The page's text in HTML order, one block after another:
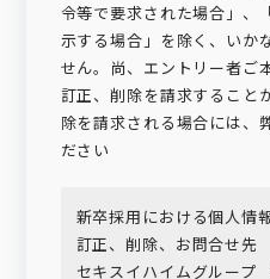
令等で要求された場合」、
示する場合」を除く、いか
せん。尚、エントリー者ご
訂正、削除を請求すること
除を請求される場合には、
ださい
新卒採用における個人情
訂正、削除、お問合せ先
セキスイハイムグループ